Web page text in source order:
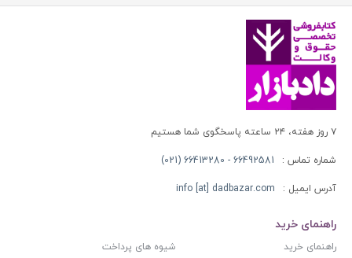
۷ روز هفته، ۲۴ ساعته پاسخگوی شما هستیم
شماره تماس : 66492581 - 66413280 (021)
آدرس ایمیل : info [at] dadbazar.com
راهنمای خرید
راهنمای خرید
شیوه های پرداخت